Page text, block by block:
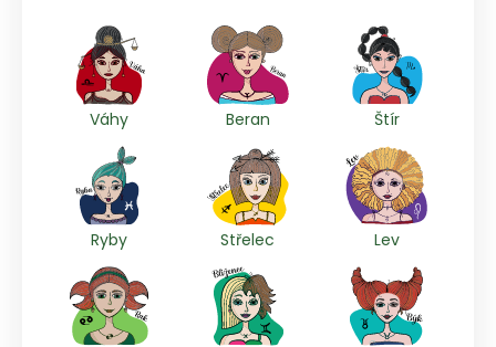
Váhy Beran Štír
Ryby Střelec Lev